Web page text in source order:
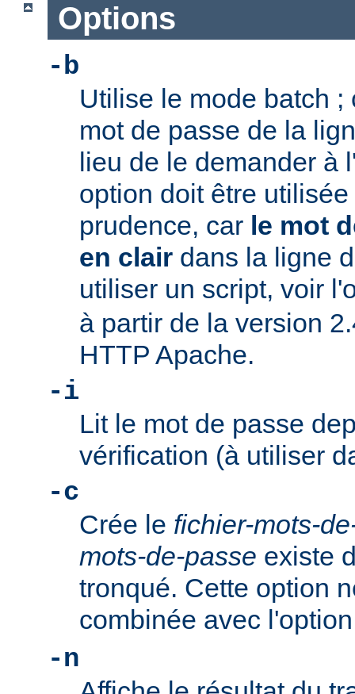
Options
-b
Utilise le mode batch
mot de passe de la
lieu de le demander à
option doit être
prudence, car le mot
en clair dans la ligne
utiliser un script, voir
à partir de la version
HTTP Apache.
-i
Lit le mot de passe
vérification (à utiliser
-c
Crée le fichier-mots-
mots-de-passe existe
tronqué. Cette option
combinée avec
-n